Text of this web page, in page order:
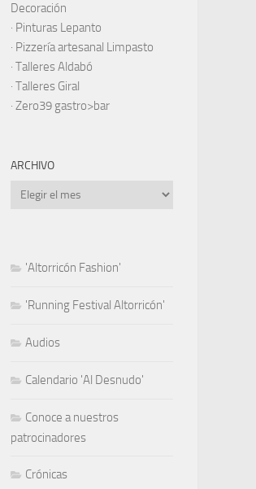
Decoración
· Pinturas Lepanto
· Pizzería artesanal Limpasto
· Talleres Aldabó
· Talleres Giral
· Zero39 gastro>bar
ARCHIVO
Archivo
'Altorricón Fashion'
'Running Festival Altorricón'
Audios
Calendario 'Al Desnudo'
Conoce a nuestros
patrocinadores
Crónicas